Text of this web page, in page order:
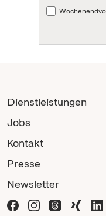
Dienstleistungen
Jobs
Kontakt
Presse
Newsletter